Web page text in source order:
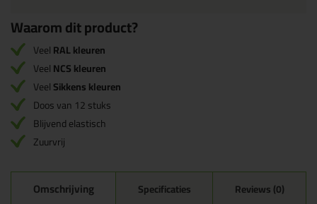
Waarom dit product?
VeelRAL kleuren
VeelNCS kleuren
VeelSikkens kleuren
Doos van 12 stuks
Blijvend elastisch
Zuurvrij
Omschrijving Specificaties Reviews (0)